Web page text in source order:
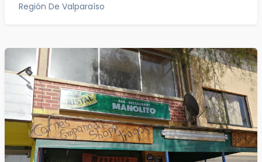
Región De Valparaíso